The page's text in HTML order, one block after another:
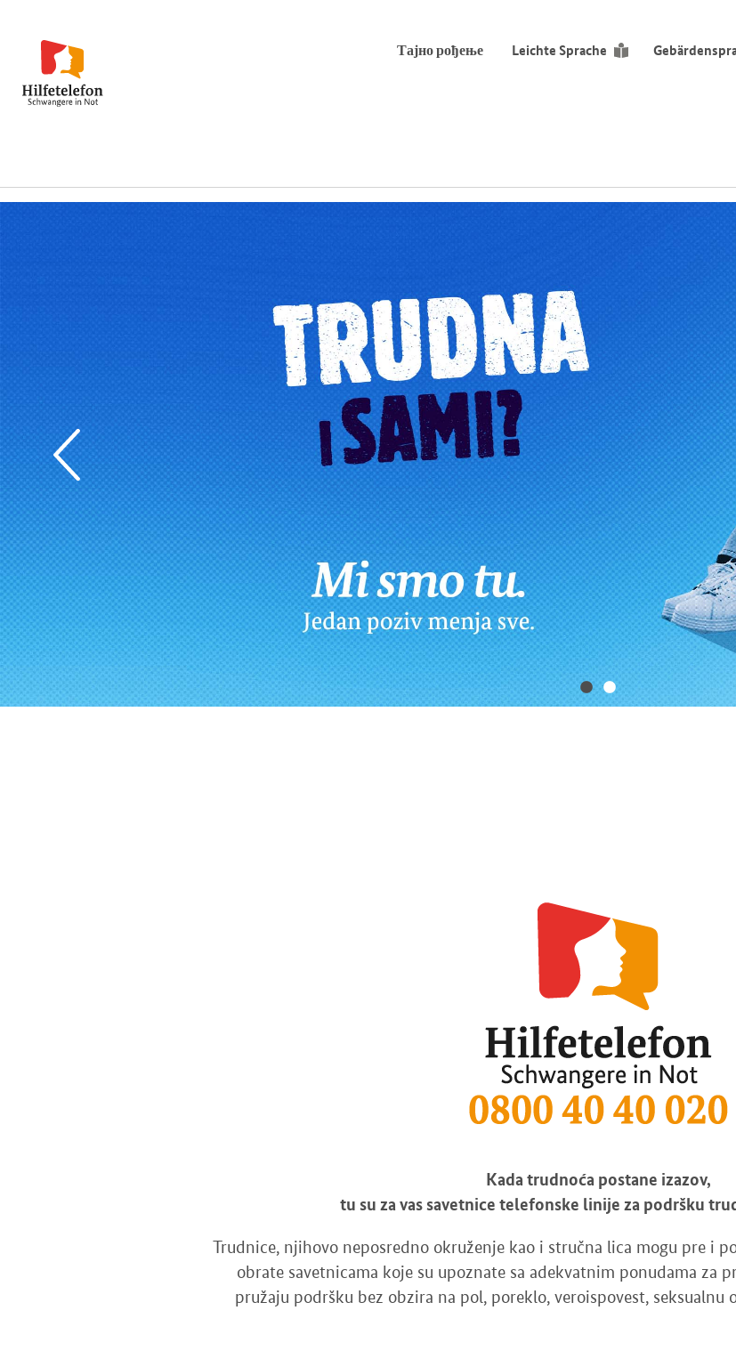
Тајно рођење Leichte Sprache
Kada trudnoća postane izazov,
tu su za vas savetnice telefonske linije za podršku
Trudnice, njihovo neposredno okruženje kao i stručna lica mogu pre i
obrate savetnicama koje su upoznate sa adekvatnim ponudama za
pružaju podršku bez obzira na pol, poreklo, veroispovest,